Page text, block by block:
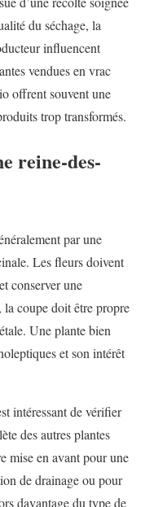
du séchage, la
influencent
vendues en vrac
offrent souvent une
trop transformés.
reine-des-
par une
Les fleurs doivent
conserver une
la coupe doit être propre
Une plante bien
et son intérêt
intéressant de vérifier
des autres plantes
mise en avant pour une
de drainage ou pour
davantage du type de